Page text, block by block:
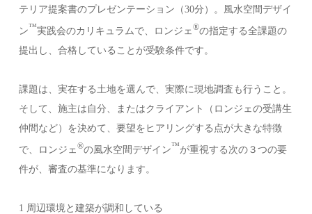
テリア提案書のプレゼンテーション（30分）。風水空間デザイ
ン™️実践会のカリキュラムで、ロンジェ®️の指定する全課題の
提出し、合格していることが受験条件です。
課題は、実在する土地を選んで、実際に現地調査も行うこと。
そして、施主は自分、またはクライアント（ロンジェの受講生
仲間など）を決めて、要望をヒアリングする点が大きな特徴
で、ロンジェ®️の風水空間デザイン™️が重視する次の３つの要
件が、審査の基準になります。
1 周辺環境と建築が調和している